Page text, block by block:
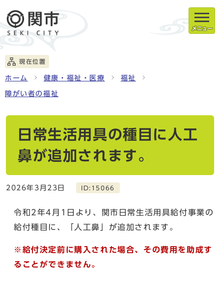
メニュー
現在位置
ホーム 健康・福祉・医療 福祉
障がい者の福祉
日常生活用具の種目に人工
鼻が追加されます。
2026年3月23日 ID:15066
令和2年4月1日より、関市日常生活用具給付事業の
給付種目に、「人工鼻」が追加されます。
※給付決定前に購入された場合、その費用を助成す
ることができません。